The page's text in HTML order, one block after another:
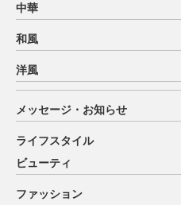
中華
和風
洋風
メッセージ・お知らせ
ライフスタイル
ビューティ
ファッション